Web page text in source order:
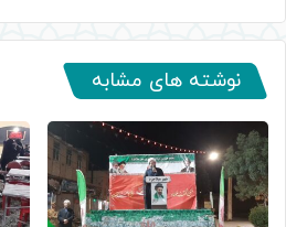
نوشته های مشابه